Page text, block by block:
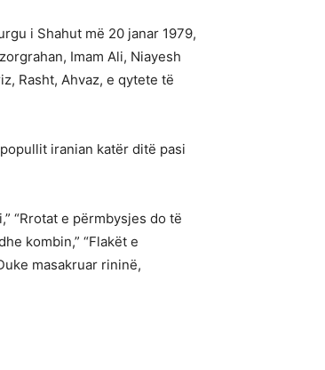
i Shahut më 20 janar 1979,
Imam Ali, Niayesh
Rasht, Ahvaz, e qytete të
iranian katër ditë pasi
“Rrotat e përmbysjes do të
kombin,” “Flakët e
masakruar rininë,